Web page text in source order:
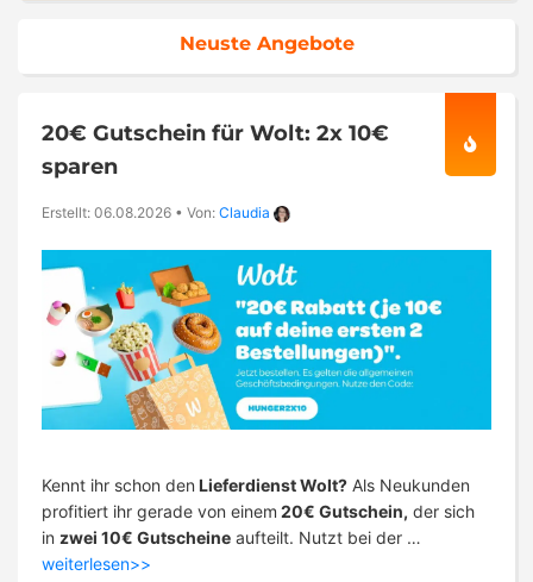
Neuste Angebote
20€ Gutschein für Wolt: 2x 10€
sparen
Erstellt: 06.08.2026 • Von: Claudia
Kennt ihr schon den Lieferdienst Wolt? Als Neukunden
profitiert ihr gerade von einem 20€ Gutschein, der sich
in zwei 10€ Gutscheine aufteilt. Nutzt bei der …
weiterlesen>>